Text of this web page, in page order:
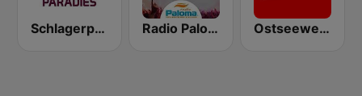
Schlagerparadies Radio Paloma Partyschlager Ostseewelle Hit-Radio 105.6